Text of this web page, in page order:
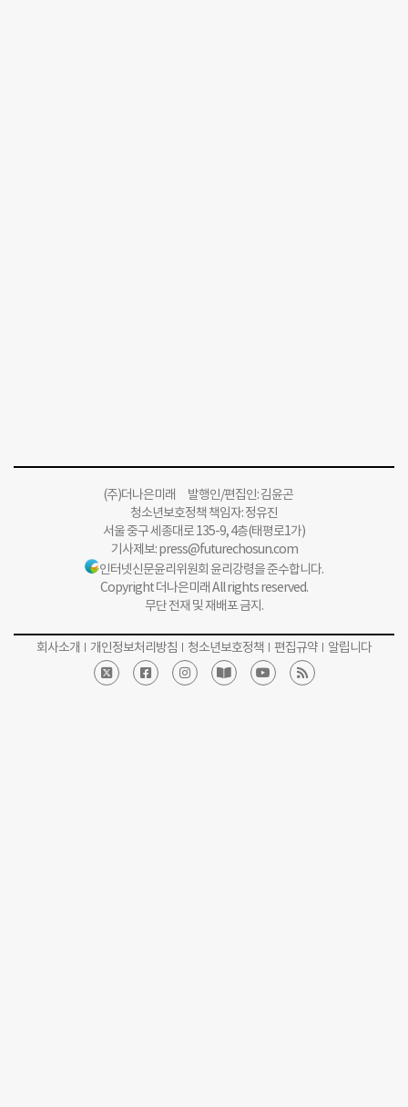
(주)더나은미래 발행인/편집인: 김윤곤
청소년보호정책 책임자: 정유진
서울 중구 세종대로 135-9, 4층(태평로1가)
기사제보:press@futurechosun.com
인터넷신문윤리위원회 윤리강령을 준수합니다.
Copyright 더나은미래 All rights reserved.
무단 전재 및 재배포 금지.
회사소개 개인정보처리방침 청소년보호정책 편집규약 알립니다